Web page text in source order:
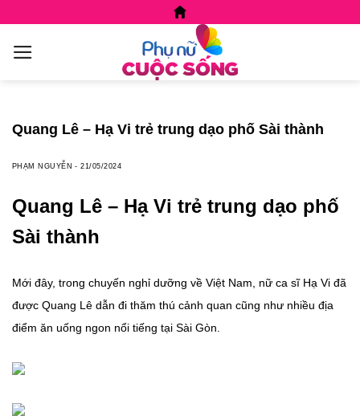
content
Quang Lê – Hạ Vi trẻ trung dạo phố Sài thành
PHẠM NGUYỄN -21/05/2024
Quang Lê – Hạ Vi trẻ trung dạo phố
Sài thành
Mới đây, trong chuyến nghỉ dưỡng về Việt Nam, nữ ca sĩ Hạ Vi đã
được Quang Lê dẫn đi thăm thú cảnh quan cũng như nhiều địa
điểm ăn uống ngon nổi tiếng tại Sài Gòn.